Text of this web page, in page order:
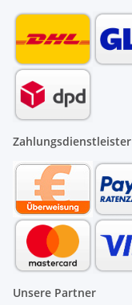
Zahlungsdienstleister
Unsere Partner